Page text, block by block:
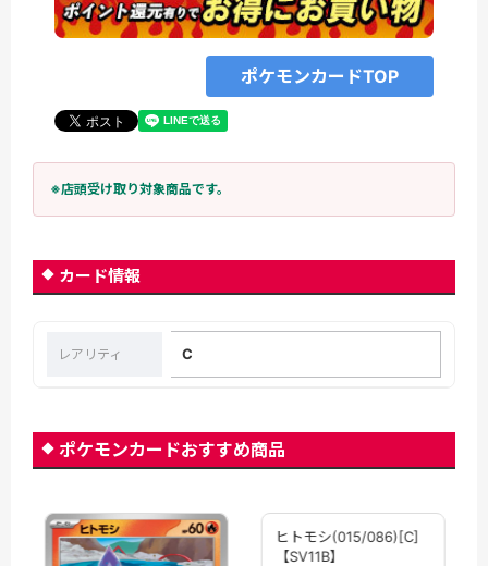
ポケモンカードTOP
※店頭受け取り対象商品です。
カード情報
レアリティ C
ポケモンカードおすすめ商品
ヒトモシ(015/086)[C]
【SV11B】